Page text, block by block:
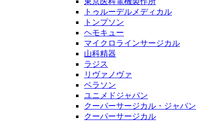
トゥルーデルメディカル
トンプソン
ヘモキュー
マイクロラインサージカル
山科精器
ラジス
リヴァノヴァ
ベラソン
ユニメドジャパン
クーパーサージカル・ジャパン
クーパーサージカル